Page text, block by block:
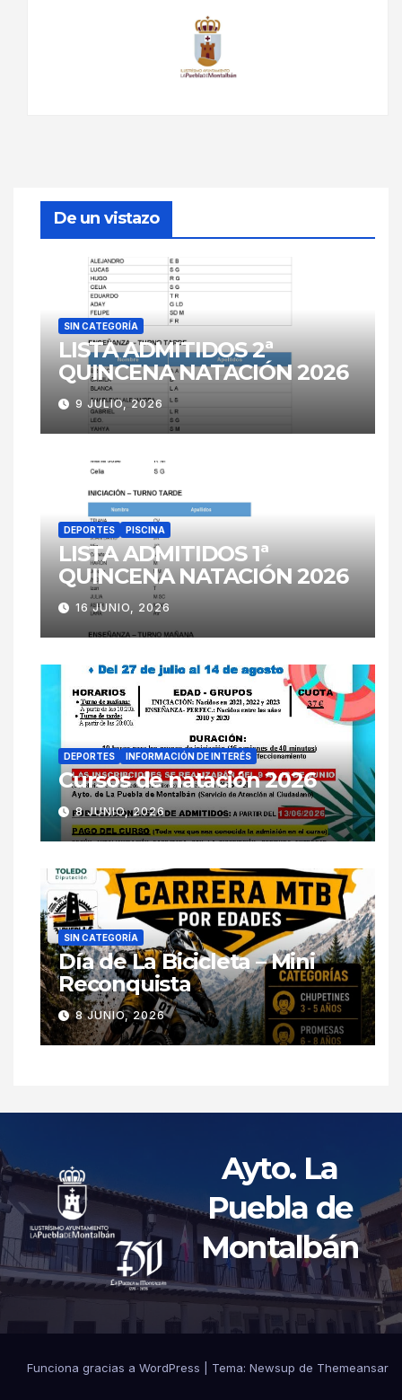
De un vistazo
SIN CATEGORÍA
LISTA ADMITIDOS 2ª
QUINCENA NATACIÓN 2026
9 JULIO, 2026
DEPORTES PISCINA
LISTA ADMITIDOS 1ª
QUINCENA NATACIÓN 2026
16 JUNIO, 2026
DEPORTES INFORMACIÓN DE INTERÉS
Cursos de natación 2026
8 JUNIO, 2026
SIN CATEGORÍA
Día de La Bicicleta – Mini
Reconquista
8 JUNIO, 2026
Ayto. La
Puebla de
Montalbán
Funciona gracias a WordPress Tema: Newsup de Themeansar